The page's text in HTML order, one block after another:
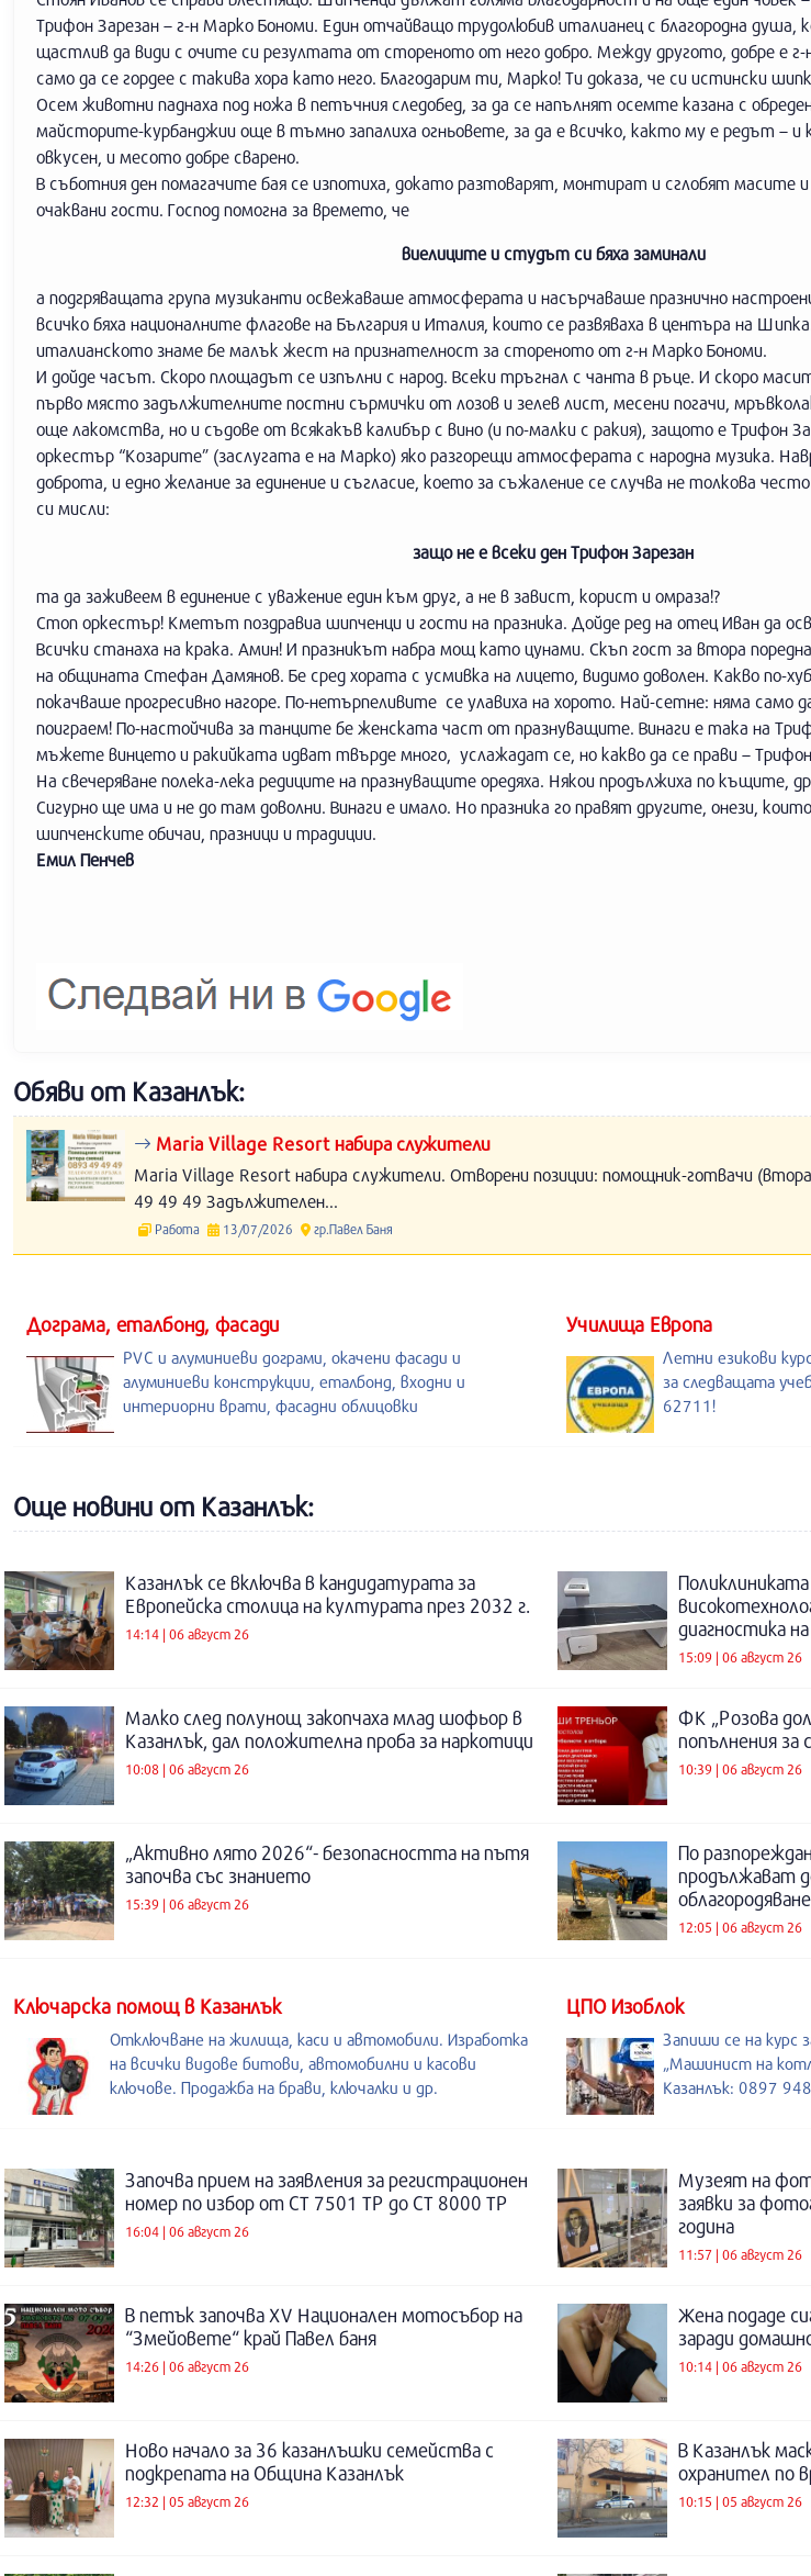
Трифон Зарезан – г-н Марко Бономи. Един отчайващо трудолюбив италианец с благородна душа,
щастлив да види с очите си резултата от стореното от него добро. Между другото, добре е
само да се гордее с такива хора като него. Благодарим ти, Марко! Ти доказа, че си истински
Осем животни паднаха под ножа в петъчния следобед, за да се напълнят осемте казана с
майсторите-курбанджии още в тъмно запалиха огньовете, за да е всичко, както му е редът – и
овкусен, и месото добре сварено.
В съботния ден помагачите бая се изпотиха, докато разтоварят, монтират и сглобят масите
очаквани гости. Господ помогна за времето, че
виелиците и студът си бяха заминали
а подгряващата група музиканти освежаваше атмосферата и насърчаваше празнично
всичко бяха националните флагове на България и Италия, които се развяваха в центъра на
италианското знаме бе малък жест на признателност за стореното от г-н Марко Бономи.
И дойде часът. Скоро площадът се изпълни с народ. Всеки тръгнал с чанта в ръце. И скоро
първо място задължителните постни сърмички от лозов и зелев лист, месени погачи,
още лакомства, но и съдове от всякакъв калибър с вино (и по-малки с ракия), защото е Трифон
оркестър “Козарите” (заслугата е на Марко) яко разгорещи атмосферата с народна музика.
доброта, и едно желание за единение и съгласие, което за съжаление се случва не толкова
си мисли:
защо не е всеки ден Трифон Зарезан
та да заживеем в единение с уважение един към друг, а не в завист, корист и омраза!?
Стоп оркестър! Кметът поздравиа шипченци и гости на празника. Дойде ред на отец Иван да
Всички станаха на крака. Амин! И празникът набра мощ като цунами. Скъп гост за втора
на общината Стефан Дамянов. Бе сред хората с усмивка на лицето, видимо доволен. Какво по-
покачваше прогресивно нагоре. По-нетърпеливите се улавиха на хорото. Най-сетне: няма само
поиграем! По-настойчива за танците бе женската част от празнуващите. Винаги е така на
мъжете винцето и ракийката идват твърде много, услажадат се, но какво да се прави – Трифон
На свечеряване полека-лека редиците на празнуващите оредяха. Някои продължиха по къщите,
Сигурно ще има и не до там доволни. Винаги е имало. Но празника го правят другите, онези,
шипченските обичаи, празници и традиции.
Емил Пенчев
Обяви от Казанлък:
Maria Village Resort набира служители
Maria Village Resort набира служители. Отворени позиции: помощник-готвачи
49 49 49 Задължителен...
Работа 13/07/2026 гр.Павел Баня
Дограма, еталбонд, фасади
PVC и алуминиеви дограми, окачени фасади и
алуминиеви конструкции, еталбонд, входни и
интериорни врати, фасадни облицовки
Училища Европа
Летни езикови
за следващата
62711!
Още новини от Казанлък:
Казанлък се включва в кандидатурата за
Европейска столица на културата през 2032 г.
14:14 | 06 август 26
Поликлиниката
диагностика
15:09 | 06 август 26
Малко след полунощ закопчаха млад шофьор в
Казанлък, дал положителна проба за наркотици
10:08 | 06 август 26
ФК „Розова
попълнения за
10:39 | 06 август 26
„Активно лято 2026“- безопасността на пътя
започва със знанието
15:39 | 06 август 26
По
продължават
12:05 | 06 август 26
Kлючарска помощ в Казанлък
Отключване на жилища, каси и автомобили. Изработка
на всички видове битови, автомобилни и касови
ключове. Продажба на брави, ключалки и др.
ЦПО Изоблок
Запиши се на курс
„Машинист на
Казанлък: 0897
Започва прием на заявления за регистрационен
номер по избор от СТ 7501 ТР до СТ 8000 ТР
16:04 | 06 август 26
Музеят на
заявки за
година
11:57 | 06 август 26
В петък започва XV Национален мотосъбор на
“Змейовете“ край Павел баня
14:26 | 06 август 26
Жена подаде
заради
10:14 | 06 август 26
Ново начало за 36 казанлъшки семейства с
подкрепата на Община Казанлък
12:32 | 05 август 26
В Казанлък
охранител по
10:15 | 05 август 26